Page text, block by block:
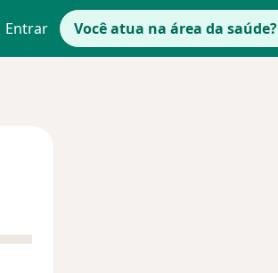
Entrar Você atua na área da saúde?